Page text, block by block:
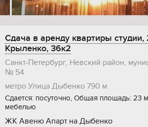
Сдача в аренду квартиры студии,
Крыленко, 36к2
Санкт-Петербург, Невский район,
№ 54
метро Улица Дыбенко 790 м
Сдается: посуточно, Общая площадь: 23
мебелью
ЖК Авеню Апарт на Дыбенко